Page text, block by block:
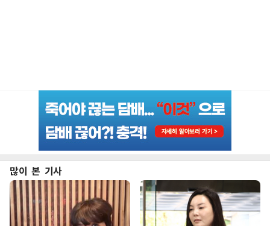
많이 본 기사